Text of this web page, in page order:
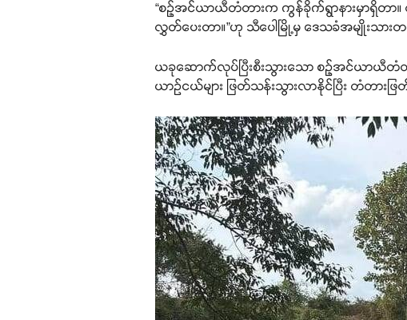
“စဉ့်အင်ယာယီတံတားက ကွန်ခိုက်ရွာနားမှာရှိတာ
လွှတ်ပေးတာ။”ဟု သီပေါမြို့မှ ဒေသခံအမျိုးသာ
ယခုဆောက်လုပ်ပြီးစီးသွားသော စဉ့်အင်ယာယီတံ
ယာဉ်ငယ်များ ဖြတ်သန်းသွားလာနိုင်ပြီး တံတား